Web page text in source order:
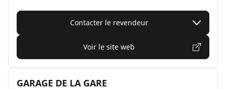
Contacter le revendeur
Voir le site web
GARAGE DE LA GARE